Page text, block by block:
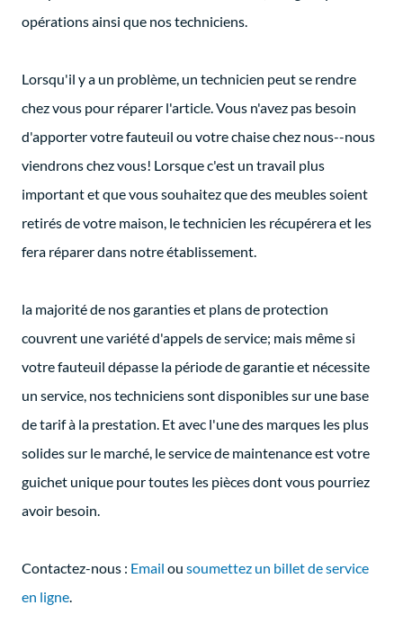
opérations ainsi que nos techniciens.
Lorsqu'il y a un problème, un technicien peut se rendre
chez vous pour réparer l'article. Vous n'avez pas besoin
d'apporter votre fauteuil ou votre chaise chez nous--nous
viendrons chez vous! Lorsque c'est un travail plus
important et que vous souhaitez que des meubles soient
retirés de votre maison, le technicien les récupérera et les
fera réparer dans notre établissement.
la majorité de nos garanties et plans de protection
couvrent une variété d'appels de service; mais même si
votre fauteuil dépasse la période de garantie et nécessite
un service, nos techniciens sont disponibles sur une base
de tarif à la prestation. Et avec l'une des marques les plus
solides sur le marché, le service de maintenance est votre
guichet unique pour toutes les pièces dont vous pourriez
avoir besoin.
Contactez-nous : Email ou soumettez un billet de service
en ligne.